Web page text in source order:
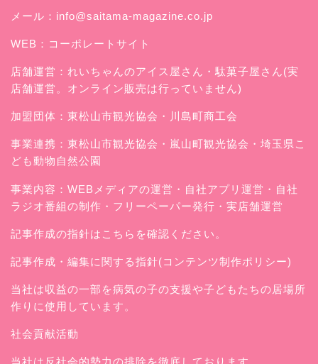
メール： info@saitama-magazine.co.jp
WEB： コーポレートサイト
店舗運営： れいちゃんのアイス屋さん ・駄菓子屋さん(実
店舗運営。オンライン販売は行っていません)
加盟団体：東松山市観光協会・川島町商工会
事業連携：東松山市観光協会・嵐山町観光協会・埼玉県こ
ども動物自然公園
事業内容：WEBメディアの運営・自社アプリ運営・自社
ラジオ番組の制作・フリーペーパー発行・実店舗運営
記事作成の指針はこちらを確認ください。
記事作成・編集に関する指針(コンテンツ制作ポリシー)
当社は収益の一部を病気の子の支援や子どもたちの居場所
作りに使用しています。
社会貢献活動